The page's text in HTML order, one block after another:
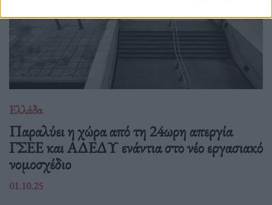
Ελλάδα
Παραλύει η χώρα από τη 24ωρη απεργία
ΓΣΕΕ και ΑΔΕΔΥ ενάντια στο νέο εργασιακό
νομοσχέδιο
01.10.25